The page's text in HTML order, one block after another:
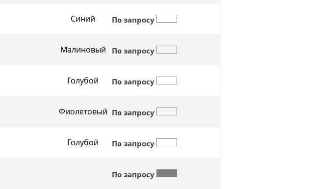
Синий По запросу
Малиновый По запросу
Голубой По запросу
Фиолетовый По запросу
Голубой По запросу
По запросу